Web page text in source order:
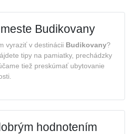
Budikovany
vyraziť v destinácii Budikovany?
tipy na pamiatky, prechádzky
tiež preskúmať ubytovanie
hodnotením